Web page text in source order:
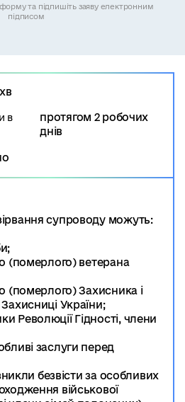
та підпишіть заяву електронним
підписом
в
протягом 2 робочих
днів
супроводу можуть:
(померлого) ветерана
(померлого) Захисника і
України;
Революції Гідності, члени
заслуги перед
безвісти за особливих
військової